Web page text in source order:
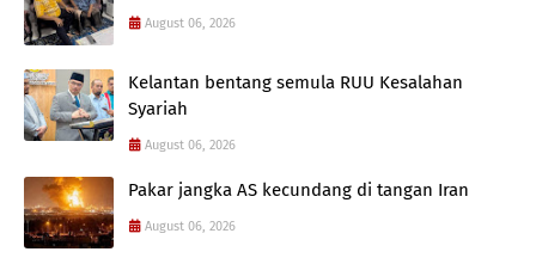
August 06, 2026
Kelantan bentang semula RUU Kesalahan
Syariah
August 06, 2026
Pakar jangka AS kecundang di tangan Iran
August 06, 2026